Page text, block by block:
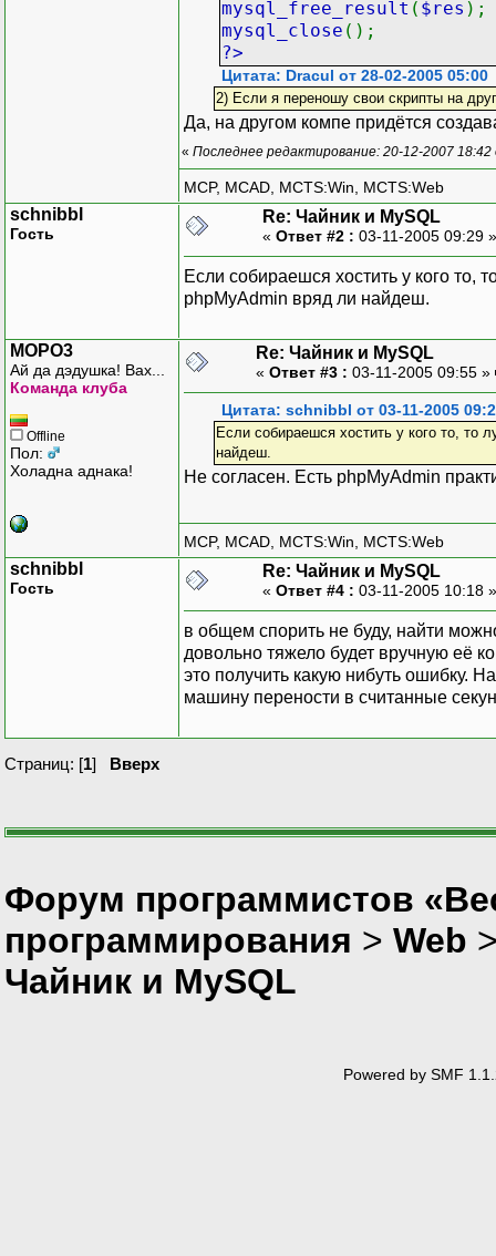
mysql_free_result ( $res );
mysql_close ();
?>
Цитата: Dracul от 28-02-2005 05:00
2) Если я переношу свои скрипты на
Да, на другом компе придётся
« Последнее редактирование: 20-12-2007
MCP, MCAD, MCTS:Win, MCTS:Web
schnibbl
Гость
Re: Чайник и MySQL
« Ответ #2 : 03-11-2005 09:29
Если собираешся хостить у кого то,
phpMyAdmin вряд ли найдеш.
MOPO3
Ай да дэдушка! Вах...
Команда клуба
Offline
Пол:
Холадна аднака!
Re: Чайник и MySQL
« Ответ #3 : 03-11-2005 09:55 »
Цитата: schnibbl от 03-11-2005
Если собираешся хостить у кого то, то
найдеш.
Не согласен. Есть phpMyAdmin
MCP, MCAD, MCTS:Win, MCTS:Web
schnibbl
Гость
Re: Чайник и MySQL
« Ответ #4 : 03-11-2005 10:18
в общем спорить не буду, найти
довольно тяжело будет вручную её
это получить какую нибуть ошибку.
машину перености в считанные
Страниц: [1] Вверх
Форум программистов
программирования > Web
Чайник и MySQL
Powered by SMF